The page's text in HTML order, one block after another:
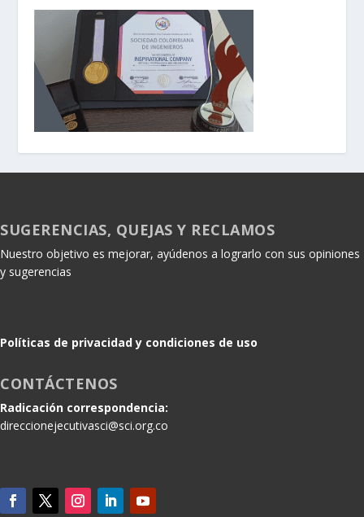
SUGERENCIAS, QUEJAS Y RECLAMOS
Nuestro objetivo es mejorar, ayúdenos a lograrlo con sus opiniones
y sugerencias
Políticas de privacidad y condiciones de uso
CONTÁCTENOS
Radicación correspondencia:
direccionejecutivasci@sci.org.co